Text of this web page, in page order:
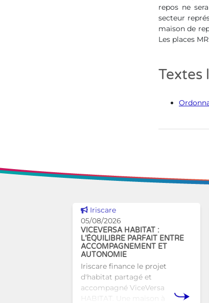
repos ne
secteur
maison de
Les places
Textes
Voir cette news
Iriscare
05/08/2026
VICEVERSA HABITAT :
L’ÉQUILIBRE PARFAIT ENTRE
ACCOMPAGNEMENT ET
AUTONOMIE
Iriscare finance le projet
d'habitat partagé et
accompagné ViceVersa
HABITAT. Une maison à